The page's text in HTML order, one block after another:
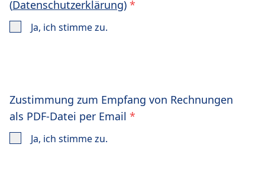
(Datenschutzerklärung) *
Ja, ich stimme zu.
Zustimmung zum Empfang von Rechnungen
als PDF-Datei per Email *
Ja, ich stimme zu.